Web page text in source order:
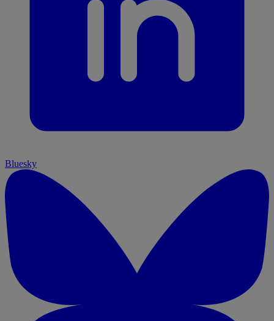
Bluesky